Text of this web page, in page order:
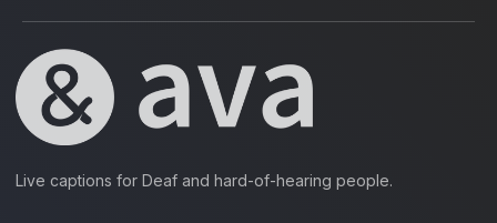
Live captions for Deaf and hard-of-hearing people.